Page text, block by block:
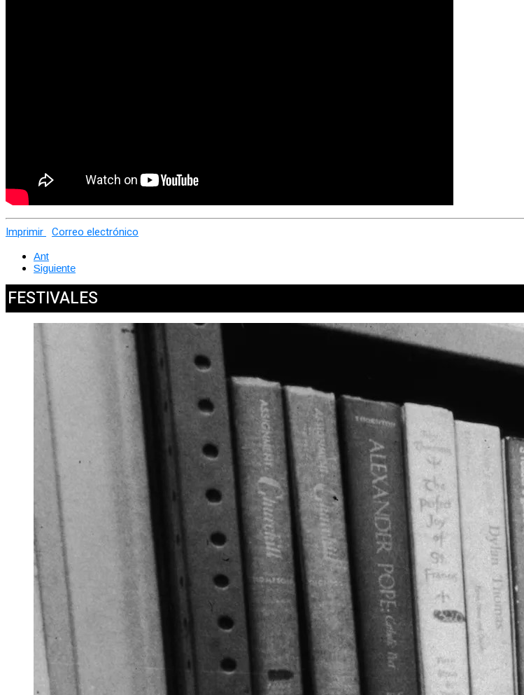
Imprimir Correo electrónico
Ant
Siguiente
FESTIVALES